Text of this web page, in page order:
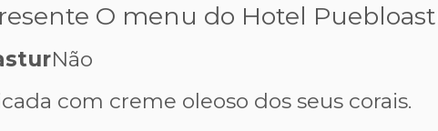
O menu do Hotel
Não
com creme oleoso dos seus corais.